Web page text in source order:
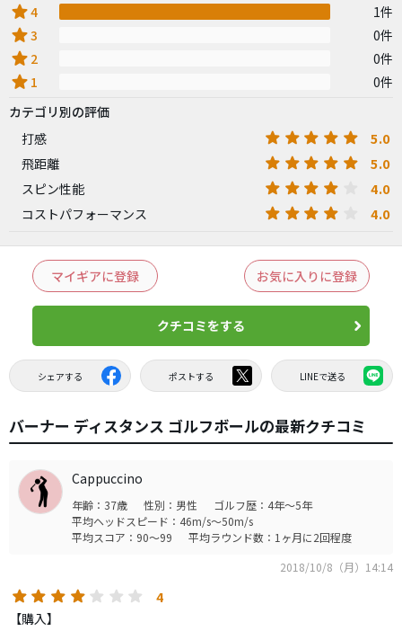
star4 1件
star3 0件
star 2 0件
star 1
0件
カテゴリ別の評価
打感
5.0
飛距離 5.0
スピン性能 4.0
コストパフォーマンス 4.0
マイギアに登録 お気に入りに登録
クチコミをする
シェアする ポストする LINEで送る
バーナー ディスタンス ゴルフボールの最新クチコミ
Cappuccino
年齢：37歳 性別：男性
ゴルフ歴：4年～5年
平均ヘッドスピード：46m/s～50m/s
平均スコア：90～99
平均ラウンド数：1ヶ月に2回程度
2018/10/8（月）14:14
4
【購入】